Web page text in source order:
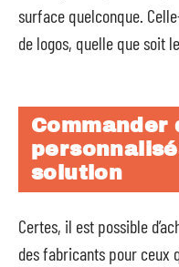
surface quelconque.
de logos, quelle que soit
Commander
solution
Certes, il est possible
des fabricants pour ceux